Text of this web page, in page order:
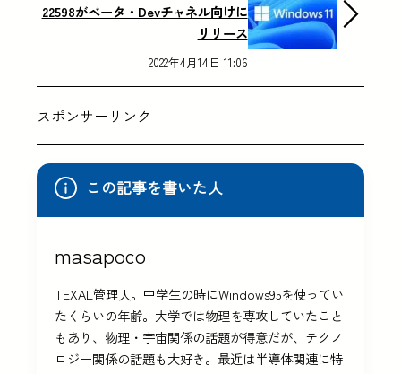
22598がベータ・Devチャネル向けに
リリース
2022年4月14日 11:06
スポンサーリンク
この記事を書いた人
masapoco
TEXAL管理人。中学生の時にWindows95を使ってい
たくらいの年齢。大学では物理を専攻していたこと
もあり、物理・宇宙関係の話題が得意だが、テクノ
ロジー関係の話題も大好き。最近は半導体関連に特